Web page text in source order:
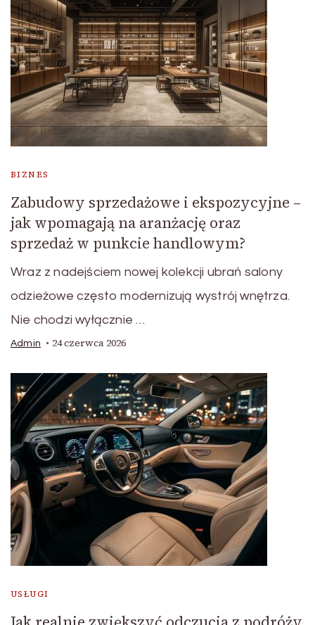
BIZNES
Zabudowy sprzedażowe i ekspozycyjne –
jak wpomagają na aranżację oraz
sprzedaż w punkcie handlowym?
Wraz z nadejściem nowej kolekcji ubrań salony
odzieżowe często modernizują wystrój wnętrza.
Nie chodzi wyłącznie …
Admin 24 czerwca 2026
USŁUGI